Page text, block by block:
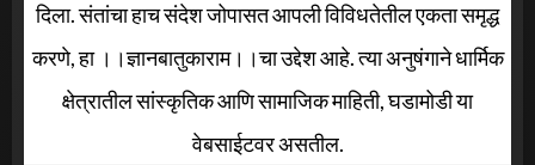
दिला. संतांचा हाच संदेश जोपासत आपली विविधतेतील एकता समृद्ध
करणे, हा ।।ज्ञानबातुकाराम।।चा उद्देश आहे. त्या अनुषंगाने धार्मिक
क्षेत्रातील सांस्कृतिक आणि सामाजिक माहिती, घडामोडी या
वेबसाईटवर असतील.